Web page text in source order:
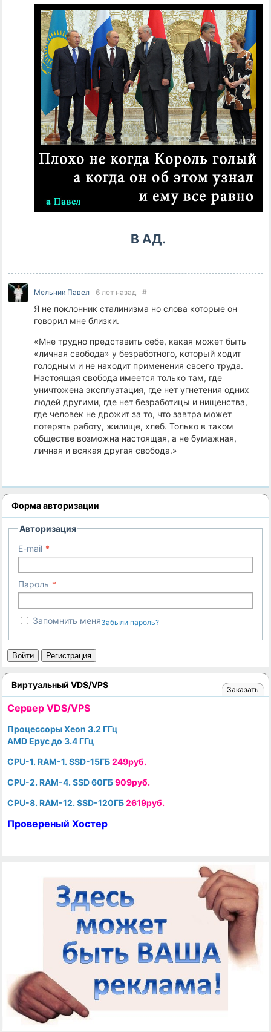
В АД.
Мельник Павел 6 лет назад #
Я не поклонник сталинизма но слова которые он
говорил мне близки.
«Мне трудно представить себе, какая может быть
«личная свобода» у безработного, который ходит
голодным и не находит применения своего труда.
Настоящая свобода имеется только там, где
уничтожена эксплуатация, где нет угнетения одних
людей другими, где нет безработицы и нищенства,
где человек не дрожит за то, что завтра может
потерять работу, жилище, хлеб. Только в таком
обществе возможна настоящая, а не бумажная,
личная и всякая другая свобода.»
Форма авторизации
Авторизация
E-mail
Пароль
Запомнить меняЗабыли пароль?
Войти Регистрация
Виртуальный VDS/VPS Заказать
Cервер VDS/VPS
Процессоры Xeon 3.2 ГГц
AMD Epyc до 3.4 ГГц
CPU-1. RAM-1. SSD-15ГБ249руб.
CPU-2. RAM-4. SSD 60ГБ909руб.
CPU-8. RAM-12. SSD-120ГБ2619руб.
Провереный Хостер